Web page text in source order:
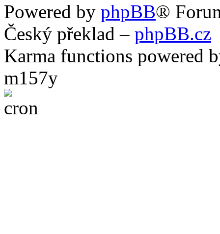
Powered by phpBB®
Český překlad – phpBB.cz
Karma functions powered
m157y